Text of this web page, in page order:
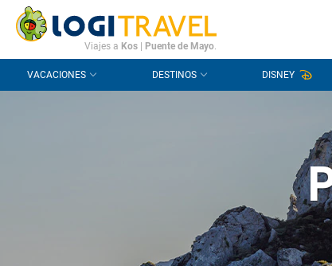
CONTACTO PREGUNTAS FRECUENTES
Viajes a Kos| Puente de Mayo.
VACACIONES DESTINOS DISNEY